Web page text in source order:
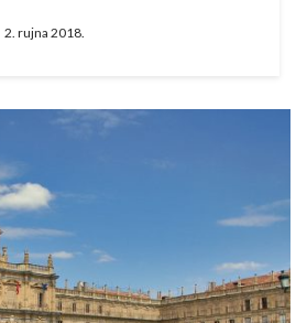
2. rujna 2018.